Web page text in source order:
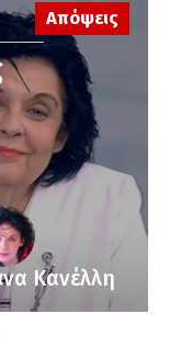
Απόψεις
Κανέλλη